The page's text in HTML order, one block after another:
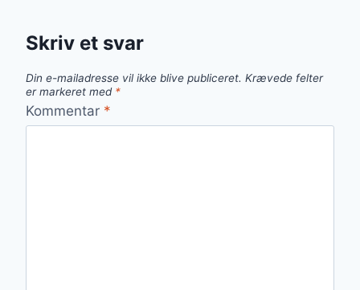
Skriv et svar
Din e-mailadresse vil ikke blive publiceret. Krævede felter
er markeret med *
Kommentar *